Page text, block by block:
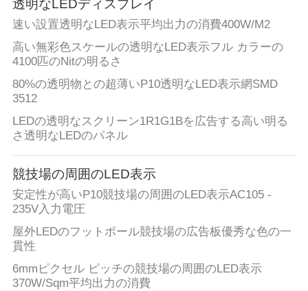
ポ
リ
シ
ー
透明なLEDディスプレイ
速い設置透明なLED表示平均出力の消費400W/M2
高い無彩色スケールの透明なLED表示フル カラーの
4100匹のNitの明るさ
80%の透明物との超薄いP10透明なLED表示網SMD
3512
LEDの透明なスクリーン1R1G1Bを広告する高い明る
さ透明なLEDのパネル
競技場の周囲のLED表示
安定性が高いP10競技場の周囲のLED表示AC105 -
235V入力電圧
屋外LEDのフットボール競技場の広告板優秀な色の一
貫性
6mmピクセル ピッチの競技場の周囲のLED表示
370W/Sqm平均出力の消費